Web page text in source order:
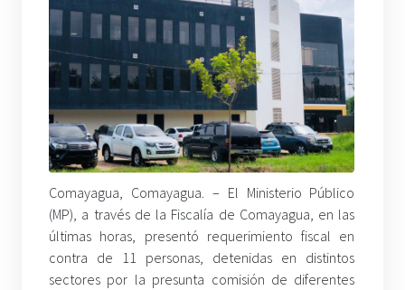
Comayagua, Comayagua. – El Ministerio Público
(MP), a través de la Fiscalía de Comayagua, en las
últimas horas, presentó requerimiento fiscal en
contra de 11 personas, detenidas en distintos
sectores por la presunta comisión de diferentes